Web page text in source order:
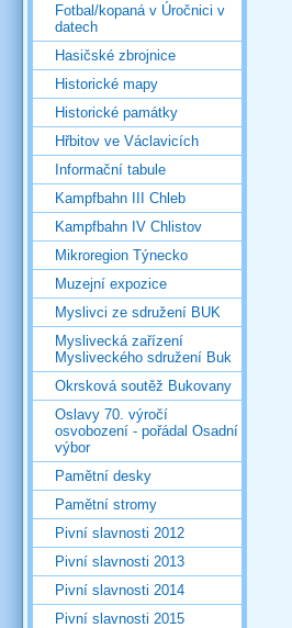
Fotbal/kopaná v Úročnici v
datech
Hasičské zbrojnice
Historické mapy
Historické památky
Hřbitov ve Václavicích
Informační tabule
Kampfbahn III Chleb
Kampfbahn IV Chlistov
Mikroregion Týnecko
Muzejní expozice
Myslivci ze sdružení BUK
Myslivecká zařízení
Mysliveckého sdružení Buk
Okrsková soutěž Bukovany
Oslavy 70. výročí
osvobození - pořádal Osadní
výbor
Pamětní desky
Pamětní stromy
Pivní slavnosti 2012
Pivní slavnosti 2013
Pivní slavnosti 2014
Pivní slavnosti 2015